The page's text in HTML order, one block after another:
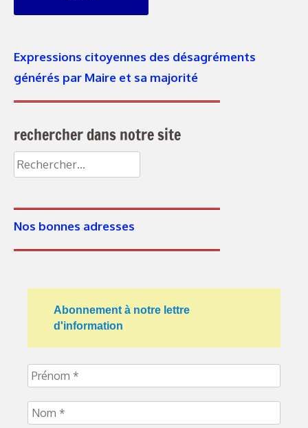
Expressions citoyennes des désagréments
générés par Maire et sa majorité
rechercher dans notre site
Nos bonnes adresses
Abonnement à notre lettre
d'information